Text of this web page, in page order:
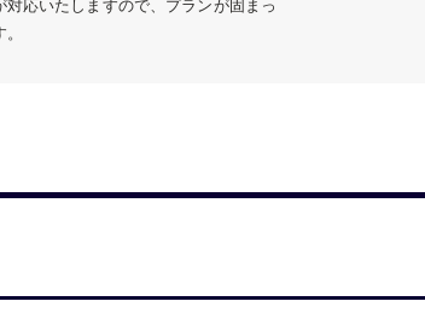
応いたしますので、プランが固まっ